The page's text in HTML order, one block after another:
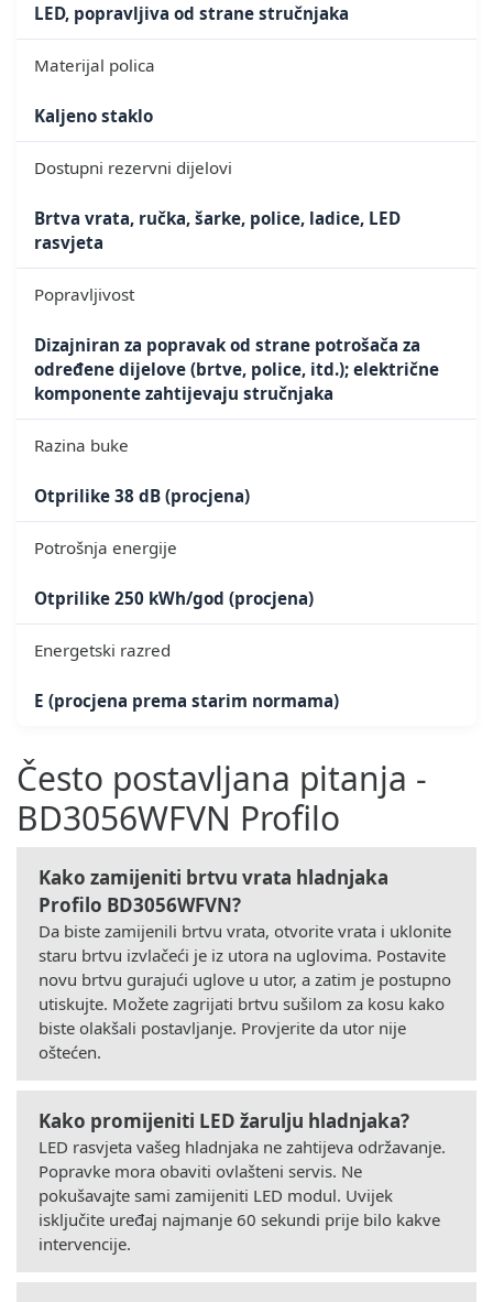
LED, popravljiva od strane stručnjaka
Materijal polica
Kaljeno staklo
Dostupni rezervni dijelovi
Brtva vrata, ručka, šarke, police, ladice, LED
rasvjeta
Popravljivost
Dizajniran za popravak od strane potrošača za
određene dijelove (brtve, police, itd.); električne
komponente zahtijevaju stručnjaka
Razina buke
Otprilike 38 dB (procjena)
Potrošnja energije
Otprilike 250 kWh/god (procjena)
Energetski razred
E (procjena prema starim normama)
Često postavljana pitanja -
BD3056WFVN Profilo
Kako zamijeniti brtvu vrata hladnjaka
Profilo BD3056WFVN?
Da biste zamijenili brtvu vrata, otvorite vrata i uklonite
staru brtvu izvlačeći je iz utora na uglovima. Postavite
novu brtvu gurajući uglove u utor, a zatim je postupno
utiskujte. Možete zagrijati brtvu sušilom za kosu kako
biste olakšali postavljanje. Provjerite da utor nije
oštećen.
Kako promijeniti LED žarulju hladnjaka?
LED rasvjeta vašeg hladnjaka ne zahtijeva održavanje.
Popravke mora obaviti ovlašteni servis. Ne
pokušavajte sami zamijeniti LED modul. Uvijek
isključite uređaj najmanje 60 sekundi prije bilo kakve
intervencije.